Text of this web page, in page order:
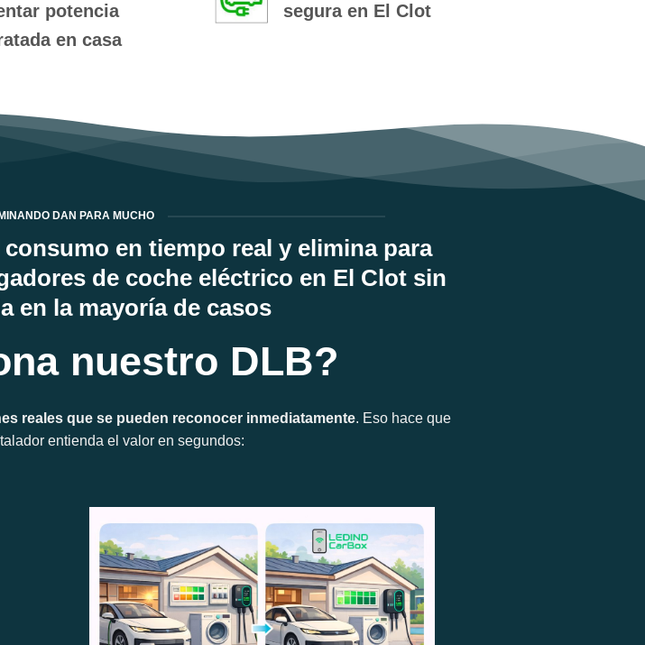
potencia
en casa
segura en El Clot
DAN PARA MUCHO
en tiempo real y elimina para
de coche eléctrico en El Clot sin
en la mayoría de casos
nuestro DLB?
reales que se pueden reconocer inmediatamente. Eso hace que
entienda el valor en segundos: